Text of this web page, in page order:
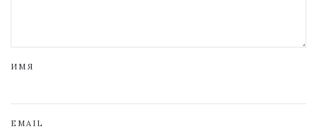
ИМЯ
EMAIL